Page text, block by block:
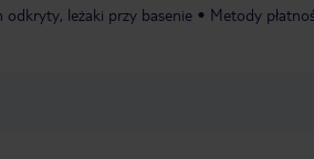
odkryty, leżaki przy basenie
Metody